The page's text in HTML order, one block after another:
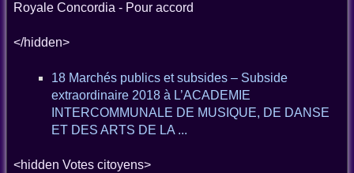
Royale Concordia - Pour accord
</hidden>
18 Marchés publics et subsides – Subside
extraordinaire 2018 à L’ACADEMIE
INTERCOMMUNALE DE MUSIQUE, DE DANSE
ET DES ARTS DE LA ...
<hidden Votes citoyens>